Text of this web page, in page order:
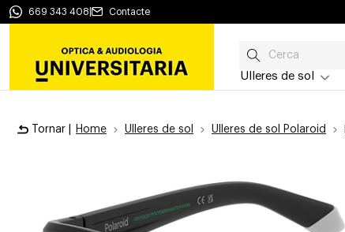
669 343 408 Contacte
Ulleres de sol
Tornar | Home Ulleres de sol Ulleres de sol Polaroid